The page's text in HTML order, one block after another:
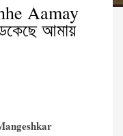
Aamay
আমায়